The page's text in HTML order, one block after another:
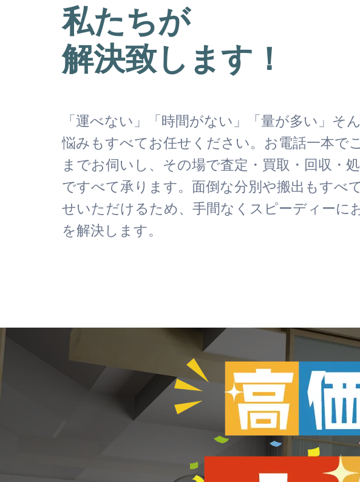
私たちが
解決致します！
「運べない」「時間がない」「量が多い」そ
悩みもすべてお任せください。お電話一本で
までお伺いし、その場で査定・買取・回収・
ですべて承ります。面倒な分別や搬出もすべ
せいただけるため、手間なくスピーディーに
を解決します。